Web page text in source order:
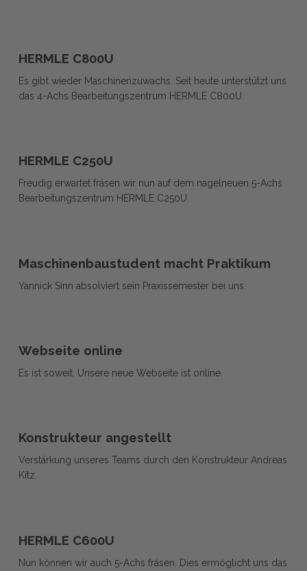
C800U
HERMLE
HERMLE C800U
Es gibt wieder Maschinenzuwachs. Seit heute unterstützt uns
das 4-Achs Bearbeitungszentrum HERMLE C800U.
C250U
HERMLE
HERMLE C250U
Freudig erwartet fräsen wir nun auf dem nagelneuen 5-Achs
Bearbeitungszentrum HERMLE C250U.
macht
Maschinenbaustudent
Praktikum
Maschinenbaustudent macht Praktikum
Yannick Sinn absolviert sein Praxissemester bei uns.
online
Webseite
Webseite online
Es ist soweit. Unsere neue Webseite ist online.
angestellt
Konstrukteur
Konstrukteur angestellt
Verstärkung unseres Teams durch den Konstrukteur Andreas
Kitz.
C600U
HERMLE
HERMLE C600U
Nun können wir auch 5-Achs fräsen. Dies ermöglicht uns das